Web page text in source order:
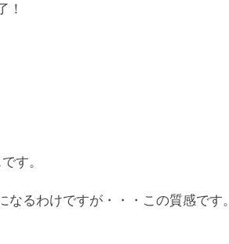
！
す。
るわけですが・・・この質感です。